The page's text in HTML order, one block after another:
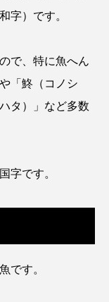
コイ
ザメ
ガニ
字）です。
で、特に魚へん
「鮗（コノシ
タ）」など多数
字です。
です。